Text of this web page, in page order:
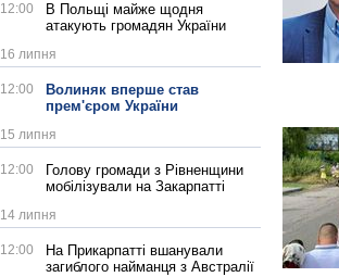
12:00
В Польщі майже щодня
атакують громадян України
16 липня
12:00
Волиняк вперше став
прем'єром України
15 липня
12:00
Голову громади з Рівненщини
мобілізували на Закарпатті
14 липня
12:00
На Прикарпатті вшанували
загиблого найманця з Австралії